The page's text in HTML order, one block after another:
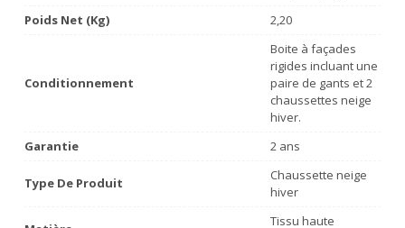
Poids Net (Kg)
2,20
Conditionnement
Boite à façades
rigides incluant une
paire de gants et 2
chaussettes neige
hiver.
Garantie
2 ans
Type De Produit
Chaussette neige
hiver
Tissu haute